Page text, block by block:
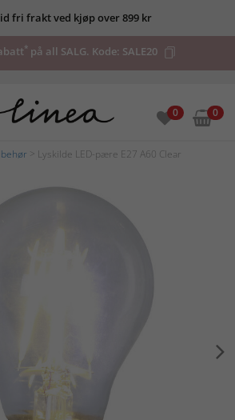
fri frakt ved kjøp over 899 kr
* på all SALG. Kode: SALE20
0 0
> Lyskilde LED-pære E27 A60 Clear